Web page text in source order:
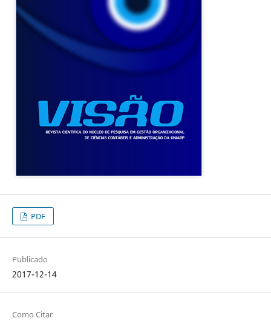
PDF
Publicado
2017-12-14
Como Citar